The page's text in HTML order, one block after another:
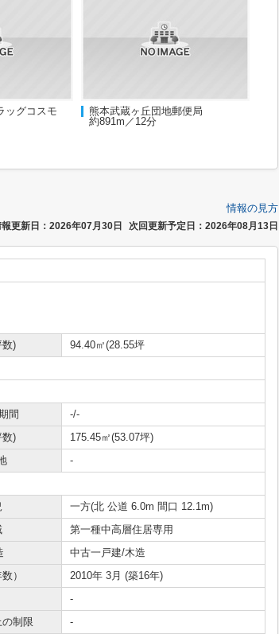
ッグコスモ
熊本武蔵ヶ丘団地郵便局
約891m／12分
情報の見方
更新日：2026年07月30日 次回更新予定日：2026年08月13日
)
94.40㎡(28.55坪
間
-/-
)
175.45㎡(53.07坪)
-
一方(北 公道 6.0m 間口 12.1m)
第一種中高層住居専用
中古一戸建/木造
）
2010年 3月 (築16年)
-
制限 -